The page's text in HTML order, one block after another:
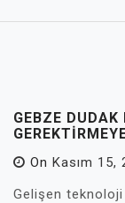
GEBZE
On Kasım 15,
Gelişen